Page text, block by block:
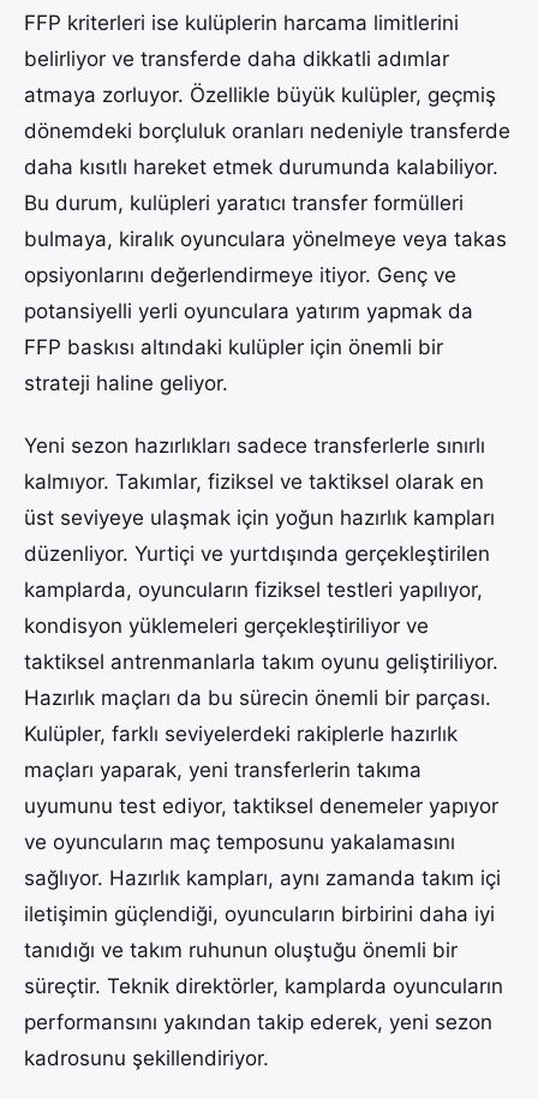
FFP kriterleri ise kulüplerin harcama limitlerini
belirliyor ve transferde daha dikkatli adımlar
atmaya zorluyor. Özellikle büyük kulüpler, geçmiş
dönemdeki borçluluk oranları nedeniyle transferde
daha kısıtlı hareket etmek durumunda kalabiliyor.
Bu durum, kulüpleri yaratıcı transfer formülleri
bulmaya, kiralık oyunculara yönelmeye veya takas
opsiyonlarını değerlendirmeye itiyor. Genç ve
potansiyelli yerli oyunculara yatırım yapmak da
FFP baskısı altındaki kulüpler için önemli bir
strateji haline geliyor.
Yeni sezon hazırlıkları sadece transferlerle sınırlı
kalmıyor. Takımlar, fiziksel ve taktiksel olarak en
üst seviyeye ulaşmak için yoğun hazırlık kampları
düzenliyor. Yurtiçi ve yurtdışında gerçekleştirilen
kamplarda, oyuncuların fiziksel testleri yapılıyor,
kondisyon yüklemeleri gerçekleştiriliyor ve
taktiksel antrenmanlarla takım oyunu geliştiriliyor.
Hazırlık maçları da bu sürecin önemli bir parçası.
Kulüpler, farklı seviyelerdeki rakiplerle hazırlık
maçları yaparak, yeni transferlerin takıma
uyumunu test ediyor, taktiksel denemeler yapıyor
ve oyuncuların maç temposunu yakalamasını
sağlıyor. Hazırlık kampları, aynı zamanda takım içi
iletişimin güçlendiği, oyuncuların birbirini daha iyi
tanıdığı ve takım ruhunun oluştuğu önemli bir
süreçtir. Teknik direktörler, kamplarda oyuncuların
performansını yakından takip ederek, yeni sezon
kadrosunu şekillendiriyor.